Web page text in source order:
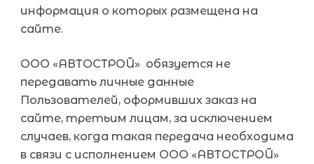
информация о которых размещена на
сайте.
ООО «АВТОСТРОЙ» обязуется не
передавать личные данные
Пользователей, оформивших заказ на
сайте, третьим лицам, за исключением
случаев, когда такая передача необходима
в связи с исполнением ООО «АВТОСТРОЙ»